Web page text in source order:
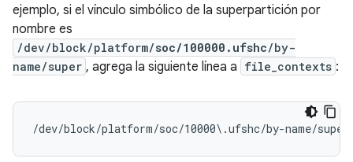
ejemplo, si el vínculo simbólico de la superpartición por
nombre es
/dev/block/platform/soc/100000.ufshc/by-
name/super , agrega la siguiente línea a file_contexts :
/dev/block/platform/soc/10000\.ufshc/by-name/